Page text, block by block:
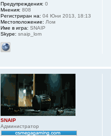
Предупреждения: 0
Мнения: 808
Регистриран на: 04 Юни 2013, 18:13
Местоположение: Лом
Име в игра: SNAIP
Skype: snaip_lom
SNAIP
Администратор